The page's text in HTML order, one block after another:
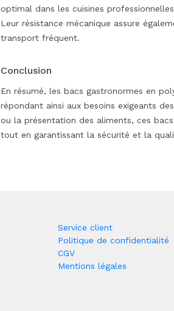
optimal dans les cuisines
Leur résistance mécanique assure
transport fréquent.
Conclusion
En résumé, les bacs gastronormes en
répondant ainsi aux besoins exigeants
ou la présentation des aliments, ces
tout en garantissant la sécurité et la
Service client
Politique de confidentialité
CGV
Mentions légales